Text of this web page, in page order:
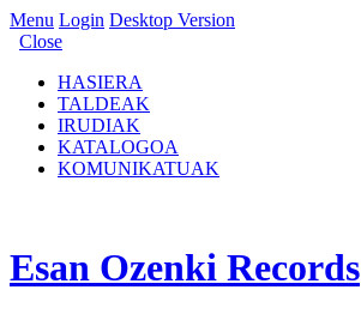
Menu Login Desktop Version
Close
HASIERA
TALDEAK
IRUDIAK
KATALOGOA
KOMUNIKATUAK
Esan Ozenki Records